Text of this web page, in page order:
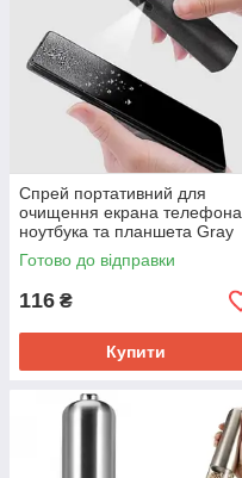
Спрей портативний для
очищення екрана телефона
ноутбука та планшета Gray
Готово до відправки
116 ₴
Купити